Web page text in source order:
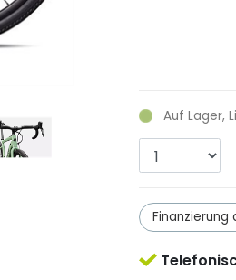
Auf Lager,
Finanzierung